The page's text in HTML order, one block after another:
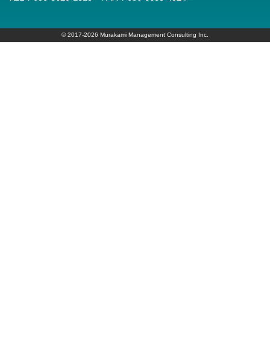
© 2017-2026 Murakami Management Consulting Inc.